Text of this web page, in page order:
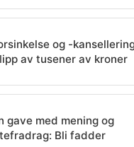
og -
av tusener av kroner
gave med mening og
Bli fadder